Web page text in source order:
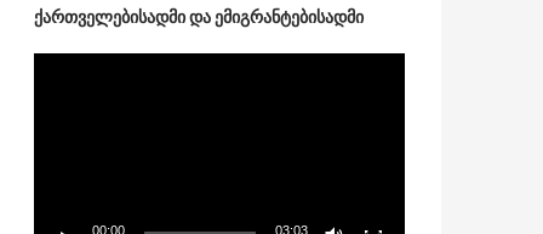
ᲥᲐᲠᲗᲕᲔᲚᲔᲑᲘᲡᲐᲓᲛᲘ ᲓᲐ ᲔᲛᲘᲒᲠᲐᲜᲢᲔᲑᲘᲡᲐᲓᲛᲘ
00:00 03:03